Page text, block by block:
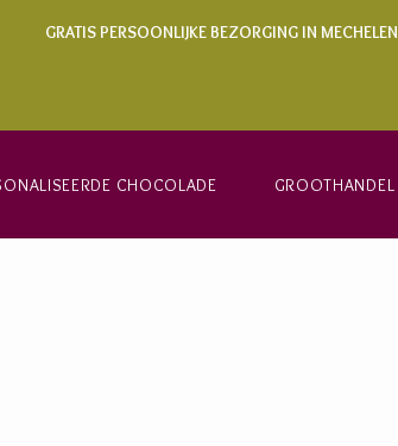
GRATIS PERSOONLIJKE BEZORGING IN MECHELEN
CHOCOLADE GROOTHANDEL